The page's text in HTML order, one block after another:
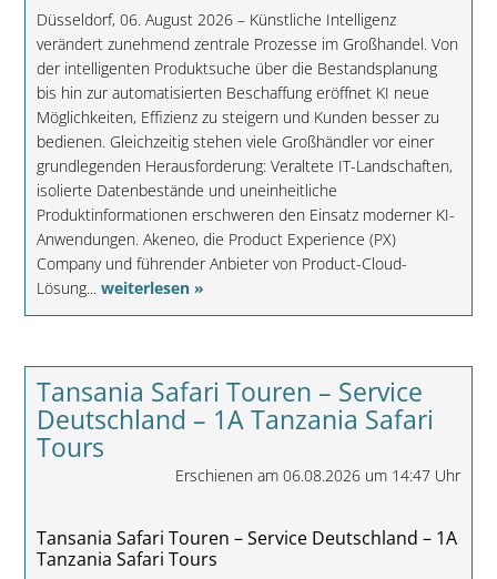
Düsseldorf, 06. August 2026 – Künstliche Intelligenz
verändert zunehmend zentrale Prozesse im Großhandel. Von
der intelligenten Produktsuche über die Bestandsplanung
bis hin zur automatisierten Beschaffung eröffnet KI neue
Möglichkeiten, Effizienz zu steigern und Kunden besser zu
bedienen. Gleichzeitig stehen viele Großhändler vor einer
grundlegenden Herausforderung: Veraltete IT-Landschaften,
isolierte Datenbestände und uneinheitliche
Produktinformationen erschweren den Einsatz moderner KI-
Anwendungen. Akeneo, die Product Experience (PX)
Company und führender Anbieter von Product-Cloud-
Lösung... weiterlesen »
Tansania Safari Touren – Service
Deutschland – 1A Tanzania Safari
Tours
Erschienen am 06.08.2026 um 14:47 Uhr
Tansania Safari Touren – Service Deutschland – 1A
Tanzania Safari Tours